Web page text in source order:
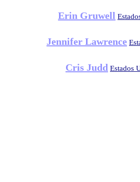
Erin Gruwell
Jennifer Lawrence
Cris Judd Estados